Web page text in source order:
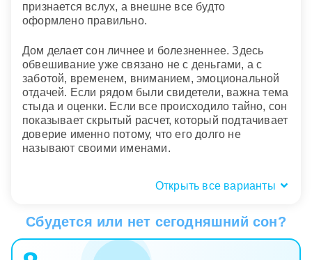
признается вслух, а внешне все будто
оформлено правильно.
Дом делает сон личнее и болезненнее. Здесь
обвешивание уже связано не с деньгами, а с
заботой, временем, вниманием, эмоциональной
отдачей. Если рядом были свидетели, важна тема
стыда и оценки. Если все происходило тайно, сон
показывает скрытый расчет, который подтачивает
доверие именно потому, что его долго не
называют своими именами.
Открыть все варианты
чужого человека
Фигура человека во сне подсказывает, какой тип
Сбудется или нет сегодняшний сон?